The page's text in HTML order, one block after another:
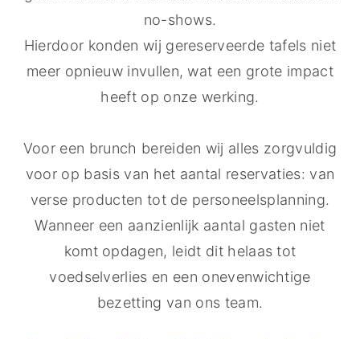
no-shows.
Hierdoor konden wij gereserveerde tafels niet
meer opnieuw invullen, wat een grote impact
heeft op onze werking.
Voor een brunch bereiden wij alles zorgvuldig
voor op basis van het aantal reservaties: van
verse producten tot de personeelsplanning.
Wanneer een aanzienlijk aantal gasten niet
komt opdagen, leidt dit helaas tot
voedselverlies en een onevenwichtige
bezetting van ons team.